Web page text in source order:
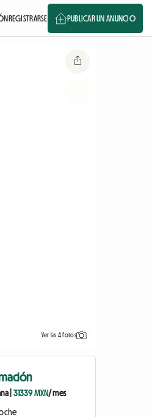
REGISTRARSE PUBLICAR UN ANUNCIO
Ver las 4 fotos
31339 MXN/ mes